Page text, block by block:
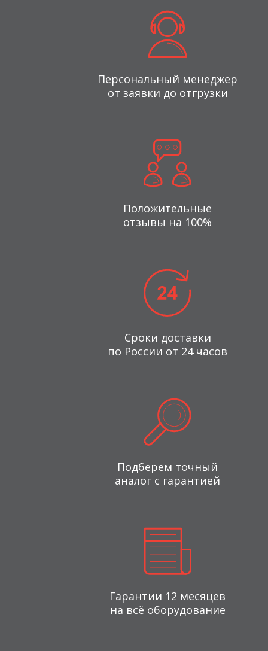
Персональный менеджер
от заявки до отгрузки
Положительные
отзывы на 100%
Сроки доставки
по России от 24 часов
Подберем точный
аналог с гарантией
Гарантии 12 месяцев
на всё оборудование